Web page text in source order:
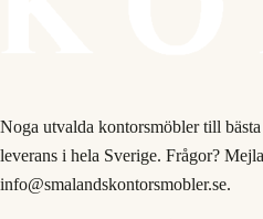
Noga utvalda kontorsmöbler till
leverans i hela Sverige. Frågor?
info@smalandskontorsmobler.se.